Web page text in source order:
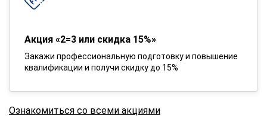
Акция «2=3 или скидка 15%»
Закажи профессиональную подготовку и повышение
квалификации и получи скидку до 15%
Ознакомиться со всеми акциями